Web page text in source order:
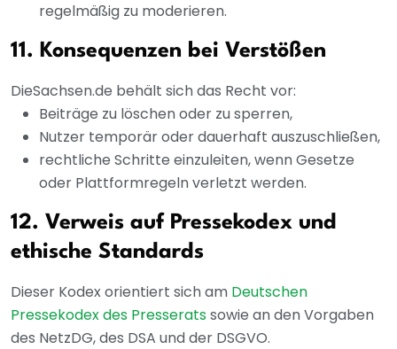
regelmäßig zu moderieren.
11. Konsequenzen bei Verstößen
DieSachsen.de behält sich das Recht vor:
Beiträge zu löschen oder zu sperren,
Nutzer temporär oder dauerhaft auszuschließen,
rechtliche Schritte einzuleiten, wenn Gesetze
oder Plattformregeln verletzt werden.
12. Verweis auf Pressekodex und
ethische Standards
Dieser Kodex orientiert sich am Deutschen
Pressekodex des Presseratssowie an den Vorgaben
des NetzDG, des DSA und der DSGVO.